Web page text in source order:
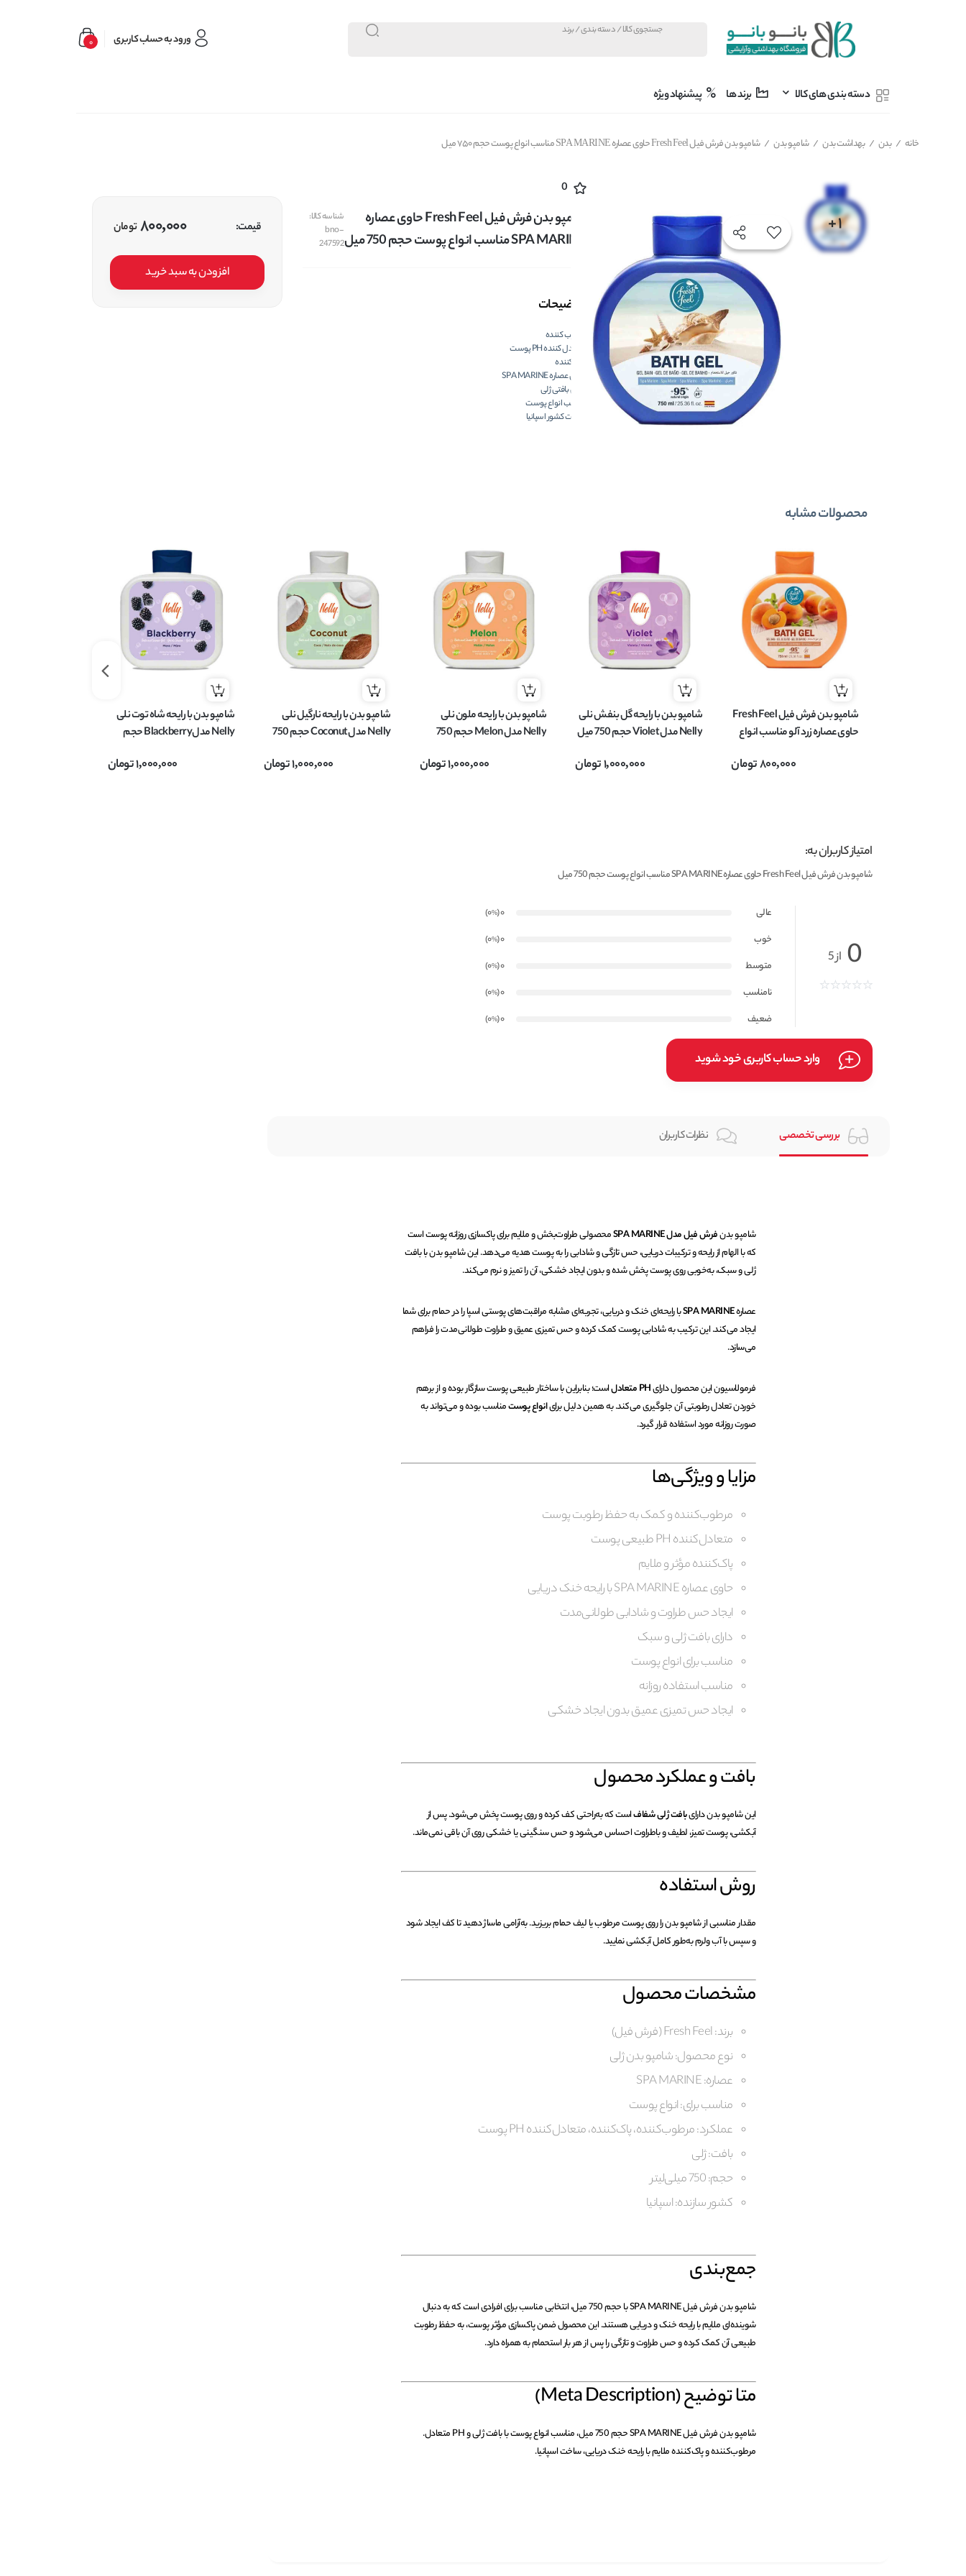
ورود به حساب کاربری 0
دسته بندی های کالا برند ها پیشنهاد ویژه
خانه / بدن / بهداشت بدن / شامپو بدن / شامپو بدن فرش فیل Fresh Feel حاوی عصاره SPA MARINE مناسب انواع پوست حجم 750 میل
0
شامپو بدن فرش فیل Fresh Feel حاوی عصاره
SPA MARINE مناسب انواع پوست حجم 750 میل
شناسه کالا:
bno-
247592
توضیحات
مرطوب کننده
متعادل کننده PH پوست
تمیز کننده
حاوی عصاره SPA MARINE
دارای بافتی ژلی
مناسب انواع پوست
ساخت کشور اسپانیا
قیمت: 800,000تومان
افزودن به سبد خرید
محصولات مشابه
شامپو بدن فرش فیل Fresh Feel
حاوی عصاره زرد آلو مناسب انواع
800,000تومان
شامپو بدن با رایحه گل بنفش نلی
Nelly مدل Violet حجم 750 میل
1,000,000تومان
شامپو بدن با رایحه ملون نلی
Nelly مدل Melon حجم 750
1,000,000تومان
شامپو بدن با رایحه نارگیل نلی
Nelly مدل Coconut حجم 750
1,000,000تومان
شامپو بدن با رایحه شاه توت نلی
Nelly مدلBlackberry حجم
1,000,000تومان
امتیاز کاربران به:
شامپو بدن فرش فیل Fresh Feel حاوی عصاره SPA MARINE مناسب انواع پوست حجم 750 میل
0 از 5
عالی 0
(0
%
)
خوب
0
(0
%
)
متوسط
0
(0
%
)
نامناسب
0
(0
%
)
ضعیف
0
(0
%
)
وارد حساب کاربری خود شوید
بررسی تخصصی نظرات کاربران
شامپو بدنفرش فیل مدل SPA MARINE
محصولی طراوت‌بخش و ملایم برای پاکسازی روزانه پوست است
که با الهام از رایحه و ترکیبات دریایی، حس تازگی و شادابی را به پوست هدیه می‌دهد. این شامپو بدن با بافت
ژلی و سبک، به‌خوبی روی پوست پخش شده و بدون ایجاد خشکی، آن را تمیز و نرم می‌کند.
عصارهSPA MARINEبا رایحه‌ای خنک و دریایی، تجربه‌ای مشابه مراقبت‌های پوستی اسپا را در حمام برای شما
ایجاد می‌کند. این ترکیب به شادابی پوست کمک کرده و حس تمیزی عمیق و طراوت طولانی‌مدت را فراهم
می‌سازد.
فرمولاسیون این محصول دارایPH متعادل
است؛ بنابراین با ساختار طبیعی پوست سازگار بوده و از برهم
خوردن تعادل رطوبتی آن جلوگیری می‌کند. به همین دلیل برایانواع پوستمناسب بوده و می‌تواند به
صورت روزانه مورد استفاده قرار گیرد.
مزایا و ویژگی‌ها
مرطوب‌کننده و کمک به حفظ رطوبت پوست
متعادل‌کننده PH طبیعی پوست
پاک‌کننده مؤثر و ملایم
حاوی عصاره SPA MARINE با رایحه خنک دریایی
ایجاد حس طراوت و شادابی طولانی‌مدت
دارای بافت ژلی و سبک
مناسب برای انواع پوست
مناسب استفاده روزانه
ایجاد حس تمیزی عمیق بدون ایجاد خشکی
بافت و عملکرد محصول
این شامپو بدن دارایبافت ژلی شفافاست که به‌راحتی کف کرده و روی پوست پخش می‌شود. پس از
آبکشی، پوست تمیز، لطیف و باطراوت احساس می‌شود و حس سنگینی یا خشکی روی آن باقی نمی‌ماند.
روش استفاده
مقدار مناسبی از شامپو بدن را روی پوست مرطوب یا لیف حمام بریزید. به‌آرامی ماساژ دهید تا کف ایجاد شود
و سپس با آب ولرم به‌طور کامل آبکشی نمایید.
مشخصات محصول
برند: Fresh Feel (فرش فیل)
نوع محصول: شامپو بدن ژلی
عصاره: SPA MARINE
مناسب برای: انواع پوست
عملکرد: مرطوب‌کننده، پاک‌کننده، متعادل‌کننده PH پوست
بافت: ژلی
حجم: 750 میلی‌لیتر
کشور سازنده: اسپانیا
جمع‌بندی
شامپو بدن فرش فیل SPA MARINE با حجم 750 میل، انتخابی مناسب برای افرادی است که به دنبال
شوینده‌ای ملایم با رایحه خنک و دریایی هستند. این محصول ضمن پاکسازی مؤثر پوست، به حفظ رطوبت
طبیعی آن کمک کرده و حس طراوت و تازگی را پس از هر بار استحمام به همراه دارد.
متا توضیح (Meta Description)
شامپو بدن فرش فیل SPA MARINE حجم 750 میل، مناسب انواع پوست با بافت ژلی و PH متعادل.
مرطوب‌کننده و پاک‌کننده ملایم با رایحه خنک دریایی، ساخت اسپانیا.